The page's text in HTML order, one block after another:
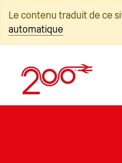
content
Le contenu traduit de ce
automatique